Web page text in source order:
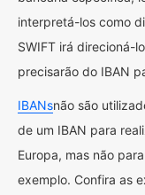
interpretá-los como
SWIFT irá direcioná-
precisarão do IBAN
IBANsnão são
de um IBAN para
Europa, mas não
exemplo. Confira as